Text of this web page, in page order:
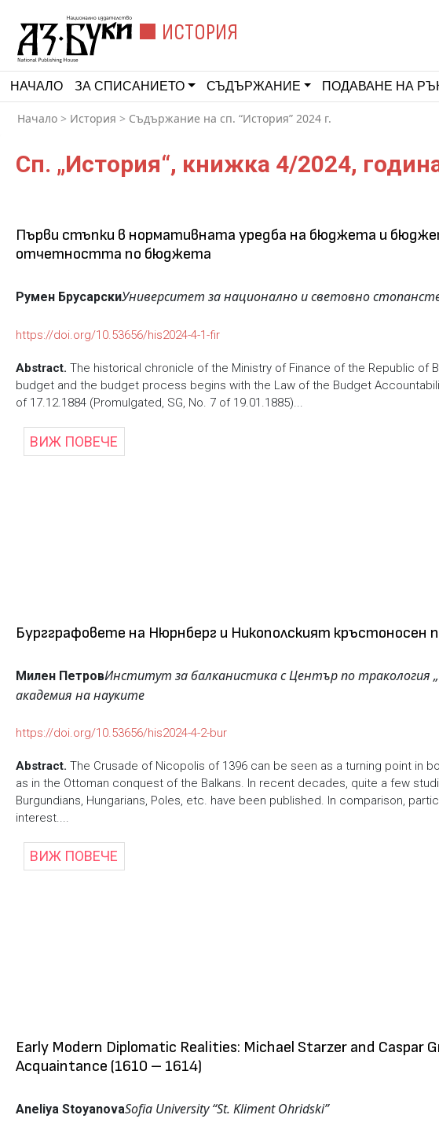
ИСТОРИЯ
НАЧАЛО ЗА СПИСАНИЕТО СЪДЪРЖАНИЕ ПОДАВАНЕ НА
Начало > История > Съдържание на сп. “История” 2024 г.
Сп. „История“, книжка 4/2024,
Първи стъпки в нормативната уредба на бюджета и
отчетността по бюджета
Румен БрусарскиУниверситет за национално и световно
https://doi.org/10.53656/his2024-4-1-fir
Abstract. The historical chronicle of the Ministry of Finance of the Republic of
budget and the budget process begins with the Law of the Budget
of 17.12.1884 (Promulgated, SG, No. 7 of 19.01.1885)...
ВИЖ ПОВЕЧЕ
Бургграфовете на Нюрнберг и Никополският кръстоносен
Милен ПетровИнститут за балканистика с Център по тракология
академия на науките
https://doi.org/10.53656/his2024-4-2-bur
Abstract. The Crusade of Nicopolis of 1396 can be seen as a turning point in
as in the Ottoman conquest of the Balkans. In recent decades, quite a few
Burgundians, Hungarians, Poles, etc. have been published. In comparison,
interest....
ВИЖ ПОВЕЧЕ
Early Modern Diplomatic Realities: Michael Starzer and Caspar
Acquaintance (1610 – 1614)
Aneliya StoyanovaSofia University “St. Kliment Ohridski”